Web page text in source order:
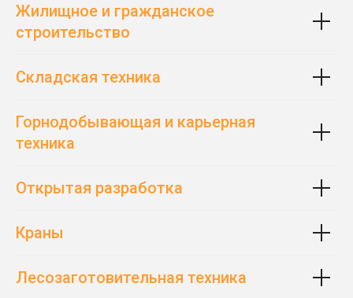
Жилищное и гражданское
строительство
Складская техника
Горнодобывающая и карьерная
техника
Открытая разработка
Краны
Лесозаготовительная техника